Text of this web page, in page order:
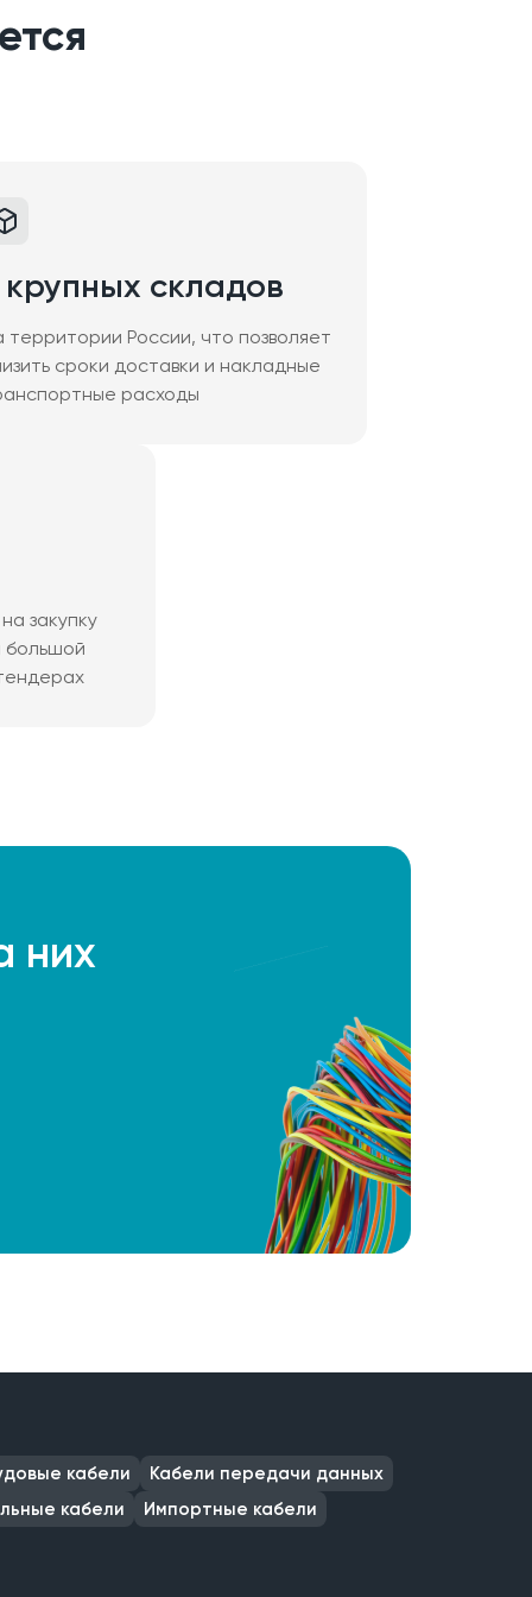
крупных складов
территории России, что позволяет
сроки доставки и накладные
расходы
закупку
большой
них
кабели
Кабели передачи данных
кабели Импортные кабели